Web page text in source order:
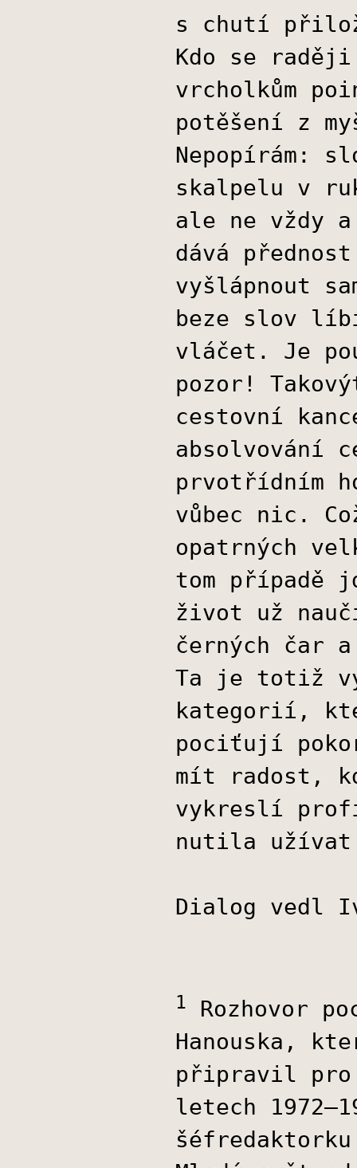
s chutí
Kdo se
vrcholkům
potěšení z
Nepopírám:
skalpelu v
ale ne vždy
dává
vyšlápnout
beze slov
vláčet. Je
pozor!
cestovní
absolvování
prvotřídním
vůbec nic.
opatrných
tom případě
život už
černých čar
Ta je totiž
kategorií,
pociťují
mít radost,
vykreslí
nutila
Dialog vedl
1
Rozhovor
Hanouska,
připravil pro
letech